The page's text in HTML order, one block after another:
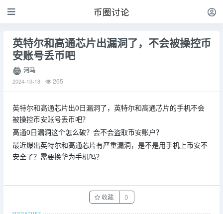
币圈讨论
英特尔和高通芯片出漏洞了，不会被操控币
安账号丢币吧
河马
2024-10-18 265
英特尔和高通芯片出0日漏洞了，英特尔和高通芯片的手机不会
被操控币安账号丢币吧？
高通0日漏洞这个怎么破？会不会盗取币安账户？
最近爆出英特尔和高通芯片有严重漏洞，是不是用手机上币安不
安全了？需要换华为手机吗？
收藏 0